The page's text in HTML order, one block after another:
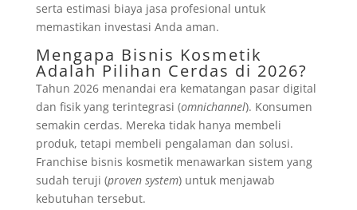
serta estimasi biaya jasa profesional untuk
memastikan investasi Anda aman.
Mengapa Bisnis Kosmetik
Adalah Pilihan Cerdas di 2026?
Tahun 2026 menandai era kematangan pasar digital
dan fisik yang terintegrasi (omnichannel). Konsumen
semakin cerdas. Mereka tidak hanya membeli
produk, tetapi membeli pengalaman dan solusi.
Franchise bisnis kosmetik menawarkan sistem yang
sudah teruji (proven system) untuk menjawab
kebutuhan tersebut.